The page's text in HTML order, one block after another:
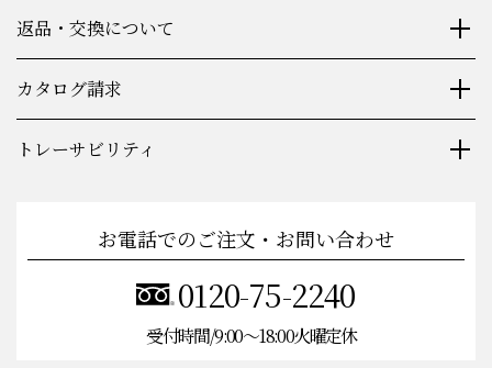
返品・交換について
カタログ請求
トレーサビリティ
お電話でのご注文・お問い合わせ
0120-75-2240
受付時間/9:00〜18:00火曜定休